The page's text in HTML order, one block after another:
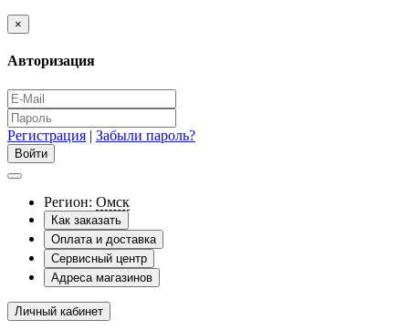
×
Авторизация
Регистрация | Забыли пароль?
Регион: Омск
Как заказать
Оплата и доставка
Сервисный центр
Адреса магазинов
Личный кабинет